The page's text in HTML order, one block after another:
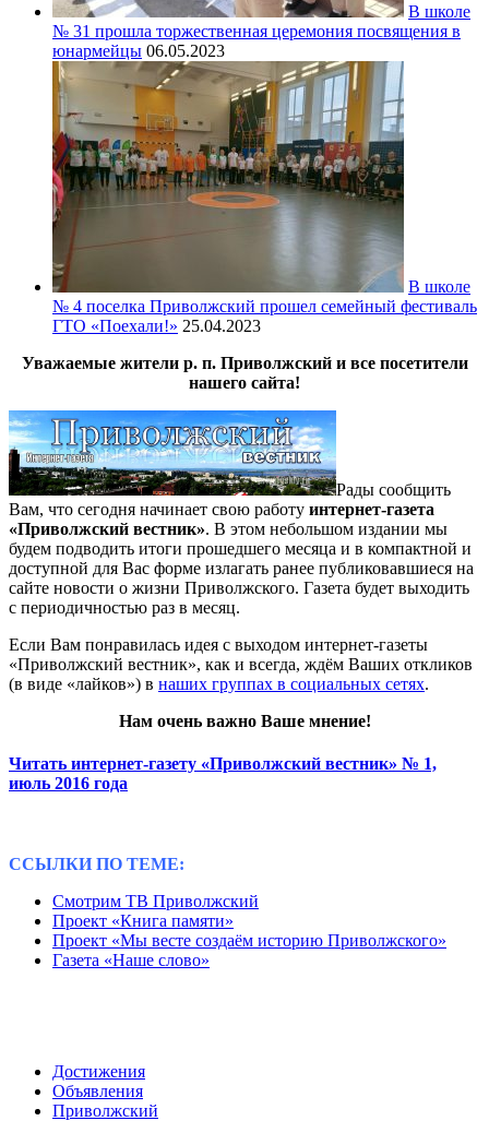
В школе
№ 31 прошла торжественная церемония посвящения в
юнармейцы 06.05.2023
В школе
№ 4 поселка Приволжский прошел семейный фестиваль
ГТО «Поехали!» 25.04.2023
Уважаемые жители р. п. Приволжский и все посетители
нашего сайта!
Рады сообщить
Вам, что сегодня начинает свою работу интернет-газета
«Приволжский вестник». В этом небольшом издании мы
будем подводить итоги прошедшего месяца и в компактной и
доступной для Вас форме излагать ранее публиковавшиеся на
сайте новости о жизни Приволжского. Газета будет выходить
с периодичностью раз в месяц.
Если Вам понравилась идея с выходом интернет-газеты
«Приволжский вестник», как и всегда, ждём Ваших откликов
(в виде «лайков») в наших группах в социальных сетях.
Нам очень важно Ваше мнение!
Читать интернет-газету «Приволжский вестник» № 1,
июль 2016 года
ССЫЛКИ ПО ТЕМЕ:
Смотрим ТВ Приволжский
Проект «Книга памяти»
Проект «Мы весте создаём историю Приволжского»
Газета «Наше слово»
Достижения
Объявления
Приволжский